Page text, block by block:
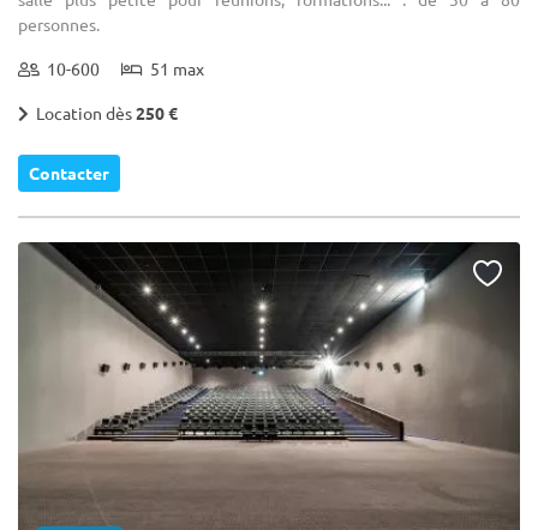
personnes.
10-600 51 max
Location dès250 €
Contacter